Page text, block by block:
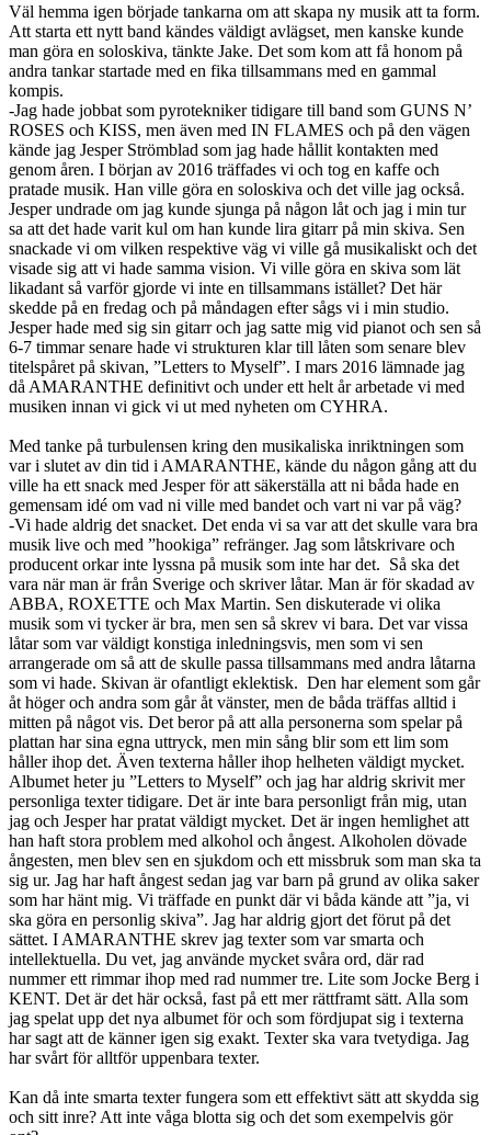
Väl hemma igen började tankarna om att skapa ny musik att ta form.
Att starta ett nytt band kändes väldigt avlägset, men kanske kunde
man göra en soloskiva, tänkte Jake. Det som kom att få honom på
andra tankar startade med en fika tillsammans med en gammal
kompis.
-Jag hade jobbat som pyrotekniker tidigare till band som GUNS N’
ROSES och KISS, men även med IN FLAMES och på den vägen
kände jag Jesper Strömblad som jag hade hållit kontakten med
genom åren. I början av 2016 träffades vi och tog en kaffe och
pratade musik. Han ville göra en soloskiva och det ville jag också.
Jesper undrade om jag kunde sjunga på någon låt och jag i min tur
sa att det hade varit kul om han kunde lira gitarr på min skiva. Sen
snackade vi om vilken respektive väg vi ville gå musikaliskt och det
visade sig att vi hade samma vision. Vi ville göra en skiva som lät
likadant så varför gjorde vi inte en tillsammans istället? Det här
skedde på en fredag och på måndagen efter sågs vi i min studio.
Jesper hade med sig sin gitarr och jag satte mig vid pianot och sen så
6-7 timmar senare hade vi strukturen klar till låten som senare blev
titelspåret på skivan, ”Letters to Myself”. I mars 2016 lämnade jag
då AMARANTHE definitivt och under ett helt år arbetade vi med
musiken innan vi gick vi ut med nyheten om CYHRA.
Med tanke på turbulensen kring den musikaliska inriktningen som
var i slutet av din tid i AMARANTHE, kände du någon gång att du
ville ha ett snack med Jesper för att säkerställa att ni båda hade en
gemensam idé om vad ni ville med bandet och vart ni var på väg?
-Vi hade aldrig det snacket. Det enda vi sa var att det skulle vara bra
musik live och med ”hookiga” refränger. Jag som låtskrivare och
producent orkar inte lyssna på musik som inte har det. Så ska det
vara när man är från Sverige och skriver låtar. Man är för skadad av
ABBA, ROXETTE och Max Martin. Sen diskuterade vi olika
musik som vi tycker är bra, men sen så skrev vi bara. Det var vissa
låtar som var väldigt konstiga inledningsvis, men som vi sen
arrangerade om så att de skulle passa tillsammans med andra låtarna
som vi hade. Skivan är ofantligt eklektisk. Den har element som går
åt höger och andra som går åt vänster, men de båda träffas alltid i
mitten på något vis. Det beror på att alla personerna som spelar på
plattan har sina egna uttryck, men min sång blir som ett lim som
håller ihop det. Även texterna håller ihop helheten väldigt mycket.
Albumet heter ju ”Letters to Myself” och jag har aldrig skrivit mer
personliga texter tidigare. Det är inte bara personligt från mig, utan
jag och Jesper har pratat väldigt mycket. Det är ingen hemlighet att
han haft stora problem med alkohol och ångest. Alkoholen dövade
ångesten, men blev sen en sjukdom och ett missbruk som man ska ta
sig ur. Jag har haft ångest sedan jag var barn på grund av olika saker
som har hänt mig. Vi träffade en punkt där vi båda kände att ”ja, vi
ska göra en personlig skiva”. Jag har aldrig gjort det förut på det
sättet. I AMARANTHE skrev jag texter som var smarta och
intellektuella. Du vet, jag använde mycket svåra ord, där rad
nummer ett rimmar ihop med rad nummer tre. Lite som Jocke Berg i
KENT. Det är det här också, fast på ett mer rättframt sätt. Alla som
jag spelat upp det nya albumet för och som fördjupat sig i texterna
har sagt att de känner igen sig exakt. Texter ska vara tvetydiga. Jag
har svårt för alltför uppenbara texter.
Kan då inte smarta texter fungera som ett effektivt sätt att skydda sig
och sitt inre? Att inte våga blotta sig och det som exempelvis gör